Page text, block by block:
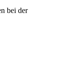
bei der